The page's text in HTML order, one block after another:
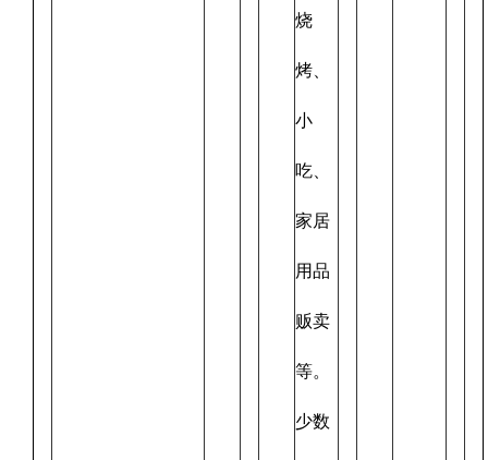
烧
烤、
小
吃、
家居
用品
贩卖
等。
少数